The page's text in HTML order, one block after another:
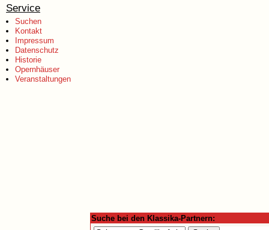
Service
Suchen
Kontakt
Impressum
Datenschutz
Historie
Opernhäuser
Veranstaltungen
Suche bei den Klassika-Partnern: